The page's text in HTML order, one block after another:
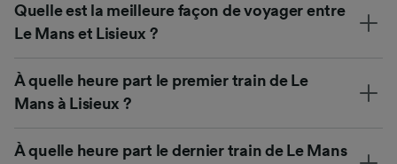
Quelle est la meilleure façon de voyager entre
Le Mans et Lisieux ?
À quelle heure part le premier train de Le
Mans à Lisieux ?
À quelle heure part le dernier train de Le Mans